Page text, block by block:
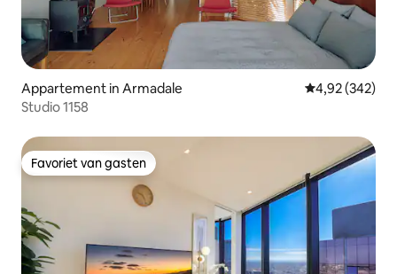
Appartement in Armadale Gemiddelde
4,92 (342)
Studio 1158
Favoriet van gasten
Favoriet van gasten